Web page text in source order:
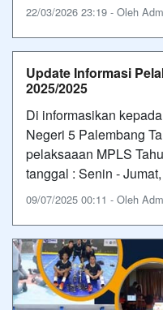
22/03/2026 23:19 - Oleh
Update Informasi
2025/2025
Di informasikan
Negeri 5 Palembang
pelaksaaan MPLS
tanggal : Senin -
09/07/2025 00:11 - Oleh